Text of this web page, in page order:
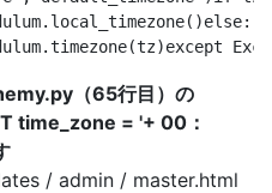
（65行目）の
time_zone = '+ 00：
/ admin / master.html